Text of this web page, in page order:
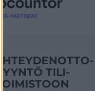
YHTEYDENOTTO­
PYYNTÖ TILI­
TOIMISTOON